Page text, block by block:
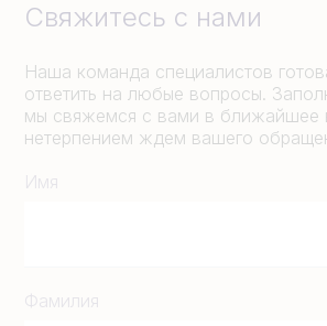
Свяжитесь с нами
Наша команда специалистов
ответить на любые вопросы.
мы свяжемся с вами в ближайшее
нетерпением ждем вашего
Имя
Фамилия